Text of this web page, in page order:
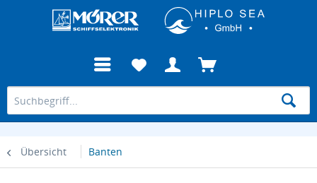
Übersicht Banten